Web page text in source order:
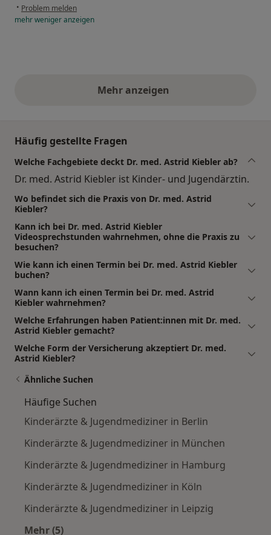
• Problem melden
mehrwenigeranzeigen
Mehr anzeigenobige Stellungnahmen
Häufig gestellte Fragen
Welche Fachgebiete deckt Dr. med. Astrid Kiebler ab?
Dr. med. Astrid Kiebler ist Kinder- und Jugendärztin.
Wo befindet sich die Praxis von Dr. med. Astrid
Kiebler?
Kann ich bei Dr. med. Astrid Kiebler
Videosprechstunden wahrnehmen, ohne die Praxis zu
besuchen?
Wie kann ich einen Termin bei Dr. med. Astrid Kiebler
buchen?
Wann kann ich einen Termin bei Dr. med. Astrid
Kiebler wahrnehmen?
Welche Erfahrungen haben Patient:innen mit Dr. med.
Astrid Kiebler gemacht?
Welche Form der Versicherung akzeptiert Dr. med.
Astrid Kiebler?
Ähnliche Suchen
Häufige Suchen
Kinderärzte & Jugendmediziner in Berlin
Kinderärzte & Jugendmediziner in München
Kinderärzte & Jugendmediziner in Hamburg
Kinderärzte & Jugendmediziner in Köln
Kinderärzte & Jugendmediziner in Leipzig
Mehr (5)